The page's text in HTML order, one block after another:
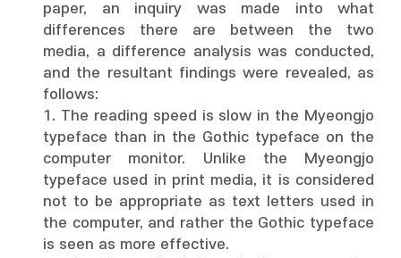
paper, an inquiry was made into what
differences there are between the two
media, a difference analysis was conducted,
and the resultant findings were revealed, as
follows:
1. The reading speed is slow in the Myeongjo
typeface than in the Gothic typeface on the
computer monitor. Unlike the Myeongjo
typeface used in print media, it is considered
not to be appropriate as text letters used in
the computer, and rather the Gothic typeface
is seen as more effective.